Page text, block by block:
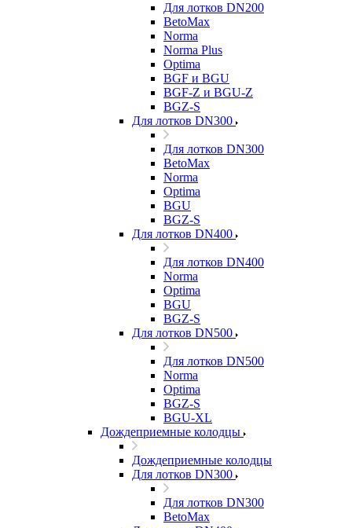
Для лотков DN200
BetoMax
Norma
Norma Plus
Optima
BGF и BGU
BGF-Z и BGU-Z
BGZ-S
Для лотков DN300
Для лотков DN300
BetoMax
Norma
Optima
BGU
BGZ-S
Для лотков DN400
Для лотков DN400
Norma
Optima
BGU
BGZ-S
Для лотков DN500
Для лотков DN500
Norma
Optima
BGZ-S
BGU-XL
Дождеприемные колодцы
Дождеприемные колодцы
Для лотков DN300
Для лотков DN300
BetoMax